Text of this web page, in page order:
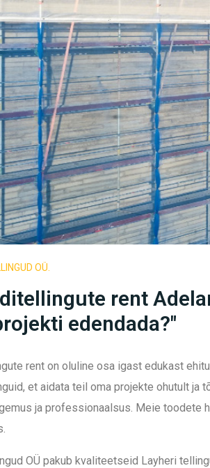
OÜ.
rent
edendada?"
rent on oluline osa igast edukast
et aidata teil oma projekte ohutult ja
ja professionaalsus. Meie toodete
OÜ pakub kvaliteetseid Layheri